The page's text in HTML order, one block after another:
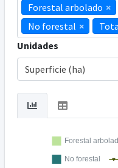
×
Forestal arbolado
×
No forestal
Unidades
Superficie (ha)
Forestal
No forestal